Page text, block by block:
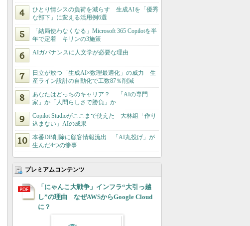
ひとり情シスの負荷を減らす 生成AIを「優秀
な部下」に変える活用例6選
「結局使わなくなる」Microsoft 365 Copilotを半
年で定着 キリンの3施策
AIガバナンスに人文学が必要な理由
日立が放つ「生成AI×数理最適化」の威力 生
産ライン設計の自動化で工数87％削減
あなたはどっちのキャリア？ 「AIの専門
家」か「人間らしさで勝負」か
Copilot Studioがここまで使えた 大林組「作り
込まない」AIの成果
本番DB削除に顧客情報流出 「AI丸投げ」が
生んだ4つの惨事
プレミアムコンテンツ
「にゃんこ大戦争」インフラ“大引っ越
し”の理由 なぜAWSからGoogle Cloud
に？